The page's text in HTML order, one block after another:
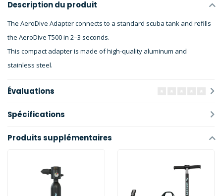
Description du produit
The AeroDive Adapter connects to a standard scuba tank and refills
the AeroDive T500 in 2–3 seconds.
This compact adapter is made of high-quality aluminum and
stainless steel.
Évaluations
Spécifications
Produits supplémentaires